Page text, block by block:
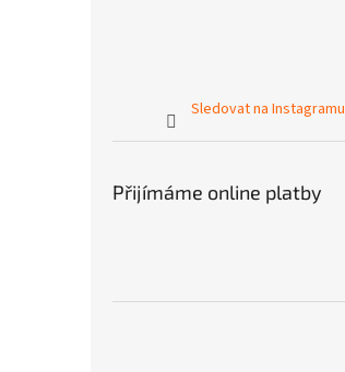
Sledovat na Instagramu
Přijímáme online platby